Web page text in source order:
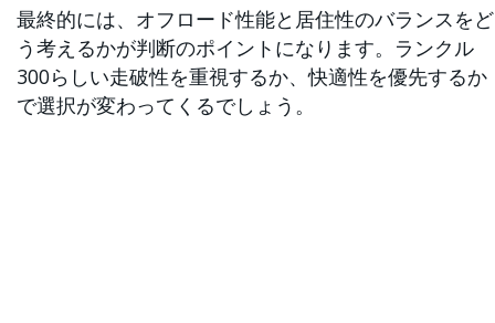
最終的には、オフロード性能と居住性のバランスをど
う考えるかが判断のポイントになります。ランクル
300らしい走破性を重視するか、快適性を優先するか
で選択が変わってくるでしょう。